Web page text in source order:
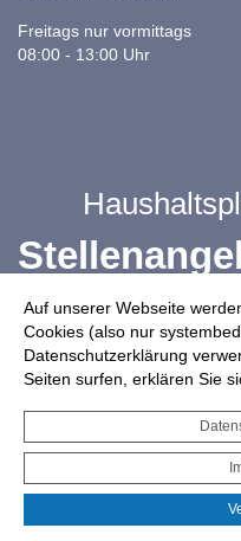
Auf unserer Webseite
Cookies (also nur
Datenschutzerklärung
Seiten surfen, erklären Sie
Freitags nur vormittags
08:00 - 13:00 Uhr
Ganztag
Infos zur